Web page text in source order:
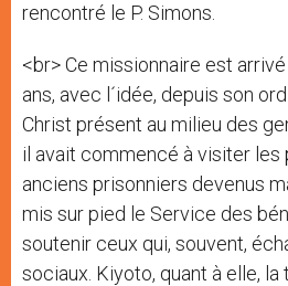
rencontré le P. Simons.
<br> Ce missionnaire est
ans, avec l´idée, depuis son
Christ présent au milieu des
il avait commencé à visiter les
anciens prisonniers devenus
mis sur pied le Service des
soutenir ceux qui, souvent,
sociaux. Kiyoto, quant à elle,